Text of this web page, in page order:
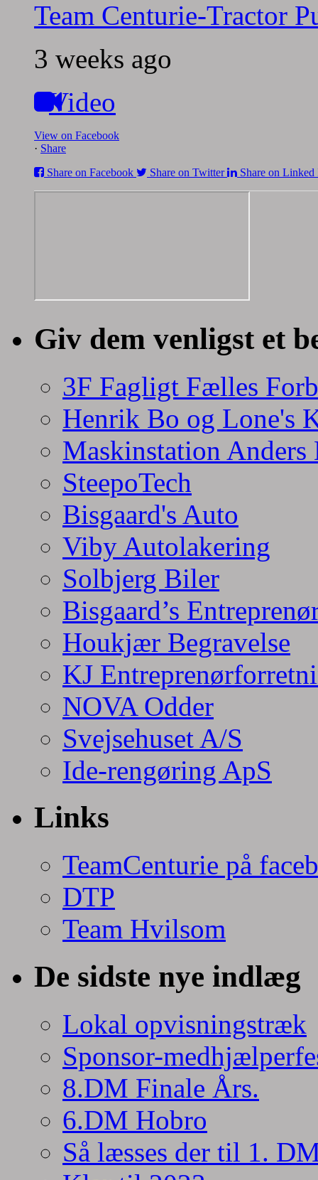
Team Centurie-Tractor
3 weeks ago
Video
View on Facebook
· Share
Share on Facebook
Share on Twitter Share on Linked
Giv dem venligst et
3F Fagligt Fælles
Henrik Bo og Lone's
Maskinstation Anders
SteepoTech
Bisgaard's Auto
Viby Autolakering
Solbjerg Biler
Bisgaard’s
Houkjær Begravelse
KJ
NOVA Odder
Svejsehuset A/S
Ide-rengøring ApS
Links
TeamCenturie på
DTP
Team Hvilsom
De sidste nye indlæg
Lokal opvisningstræk
Sponsor-
8.DM Finale Års.
6.DM Hobro
Så læsses der til 1.